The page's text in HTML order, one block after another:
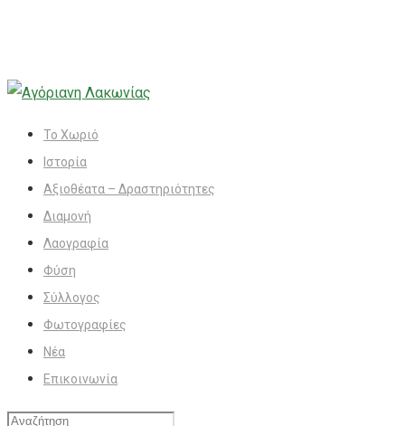
Το Χωριό
Ιστορία
Αξιοθέατα – Δραστηριότητες
Διαμονή
Λαογραφία
Φύση
Σύλλογος
Φωτογραφίες
Νέα
Επικοινωνία